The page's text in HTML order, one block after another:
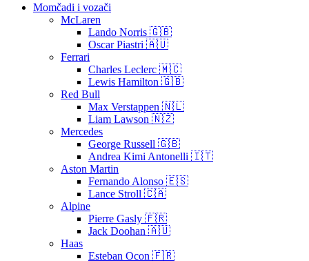
Momčadi i vozači
McLaren
Lando Norris 🇬🇧
Oscar Piastri 🇦🇺
Ferrari
Charles Leclerc 🇲🇨
Lewis Hamilton 🇬🇧
Red Bull
Max Verstappen 🇳🇱
Liam Lawson 🇳🇿
Mercedes
George Russell 🇬🇧
Andrea Kimi Antonelli 🇮🇹
Aston Martin
Fernando Alonso 🇪🇸
Lance Stroll 🇨🇦
Alpine
Pierre Gasly 🇫🇷
Jack Doohan 🇦🇺
Haas
Esteban Ocon 🇫🇷